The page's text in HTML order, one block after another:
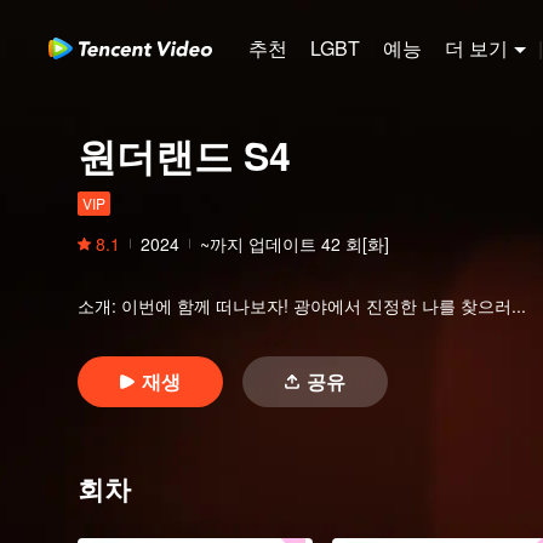
추천 LGBT 예능 더 보기 |
원더랜드 S4
VIP
8.1 2024 ~까지 업데이트 42 회[화]
소개: 이번에 함께 떠나보자! 광야에서 진정한 나를 찾으러...
재생 공유
회차